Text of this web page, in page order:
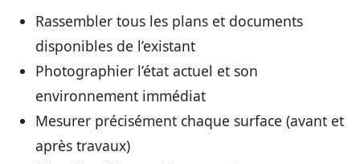
Rassembler tous les plans et documents
disponibles de l’existant
Photographier l’état actuel et son
environnement immédiat
Mesurer précisément chaque surface (avant et
après travaux)